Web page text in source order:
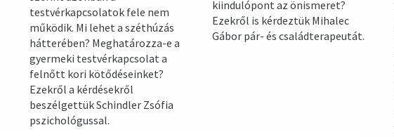
testvérkapcsolatok fele nem
működik. Mi lehet a széthúzás
hátterében? Meghatározza-e a
gyermeki testvérkapcsolat a
felnőtt kori kötődéseinket?
Ezekről a kérdésekről
beszélgettük Schindler Zsófia
pszichológussal.
kiindulópont az önismeret?
Ezekről is kérdeztük Mihalec
Gábor pár- és családterapeutát.